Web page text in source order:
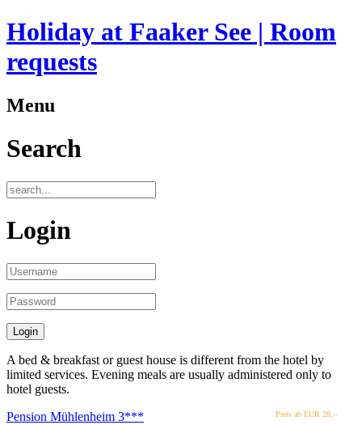
Holiday at Faaker See | Room
requests
Menu
Search
Login
A bed & breakfast orguest house is different from the hotel by
limited services. Evening meals are usually administered only to
hotel guests.
Pension Mühlenheim 3*** Preis ab EUR28,--